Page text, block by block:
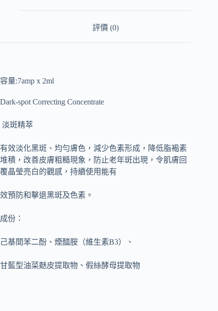
評價 (0)
容量:7amp x 2ml
Dark-spot Correcting Concentrate
淡斑精萃
有效淡化黑斑、均勻膚色，減少色素形成，降低脂褐素
堆積，改善皮膚粗糙現象，防止老年斑出現，令肌膚回
覆晶瑩亮白的觀感，持續使用能有
效預防和擊退黑斑及色素。
成份：
己基間苯二酚、煙醯胺（維生素B3）、
甘藍型油菜麩皮提取物、假絲酵母提取物